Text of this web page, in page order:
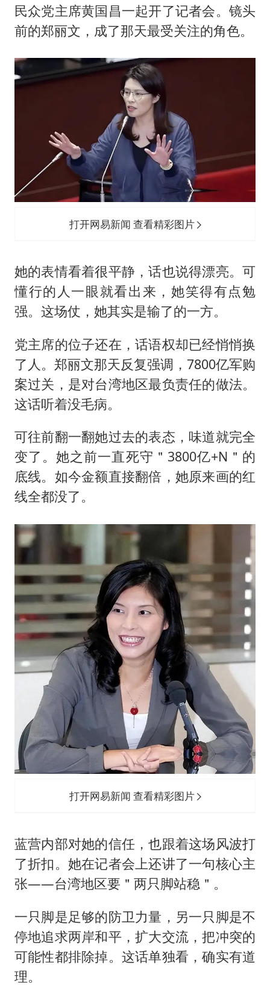
民众党主席黄国昌一起开了记者会。镜头
前的郑丽文，成了那天最受关注的角色。
打开网易新闻 查看精彩图片
她的表情看着很平静，话也说得漂亮。可
懂行的人一眼就看出来，她笑得有点勉
强。这场仗，她其实是输了的一方。
党主席的位子还在，话语权却已经悄悄换
了人。郑丽文那天反复强调，7800亿军购
案过关，是对台湾地区最负责任的做法。
这话听着没毛病。
可往前翻一翻她过去的表态，味道就完全
变了。她之前一直死守＂3800亿+N＂的
底线。如今金额直接翻倍，她原来画的红
线全都没了。
打开网易新闻 查看精彩图片
蓝营内部对她的信任，也跟着这场风波打
了折扣。她在记者会上还讲了一句核心主
张——台湾地区要＂两只脚站稳＂。
一只脚是足够的防卫力量，另一只脚是不
停地追求两岸和平，扩大交流，把冲突的
可能性都排除掉。这话单独看，确实有道
理。